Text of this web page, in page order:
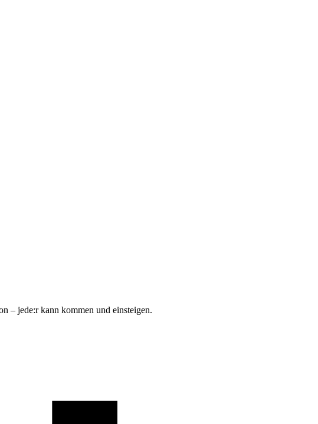
– jede:r kann kommen und einsteigen.